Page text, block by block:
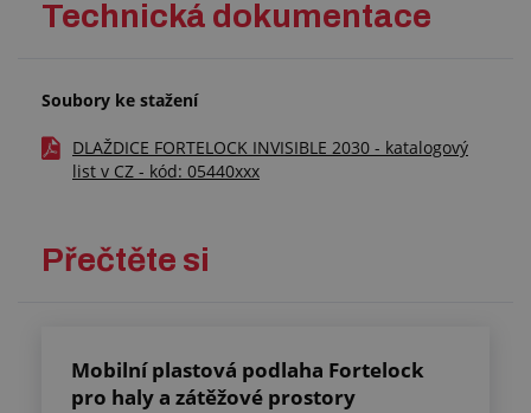
Technická dokumentace
Soubory ke stažení
DLAŽDICE FORTELOCK INVISIBLE 2030 - katalogový
list v CZ - kód: 05440xxx
Přečtěte si
Mobilní plastová podlaha Fortelock
pro haly a zátěžové prostory